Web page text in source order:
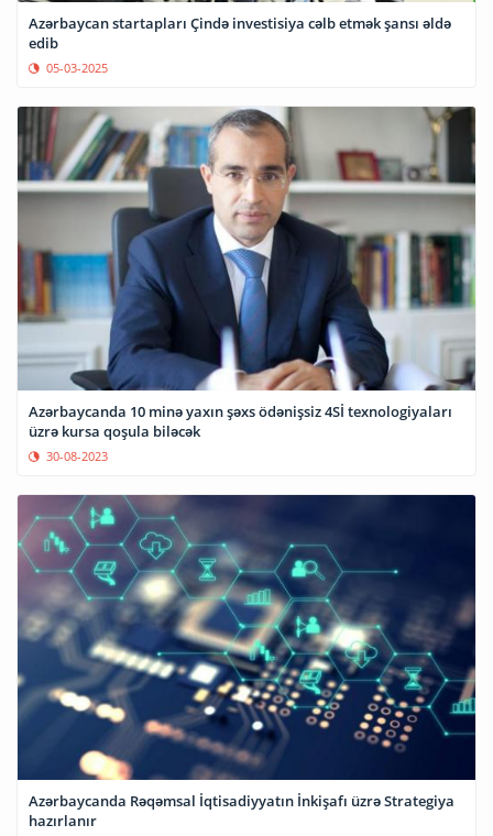
Azərbaycan startapları Çində investisiya cəlb etmək şansı əldə
edib
05-03-2025
Azərbaycanda 10 minə yaxın şəxs ödənişsiz 4Sİ texnologiyaları
üzrə kursa qoşula biləcək
30-08-2023
Azərbaycanda Rəqəmsal İqtisadiyyatın İnkişafı üzrə Strategiya
hazırlanır